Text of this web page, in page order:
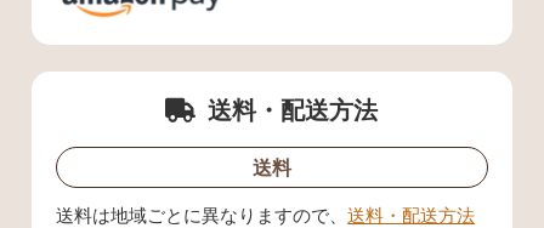
送料・配送方法
送料
送料は地域ごとに異なりますので、送料・配送方法